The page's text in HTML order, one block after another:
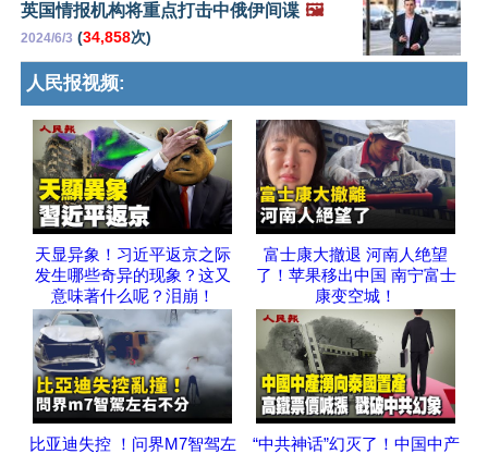
英国情报机构将重点打击中俄伊间谍 🖼️
2024/6/3 (34,858次)
人民报视频:
天显异象！习近平返京之际
发生哪些奇异的现象？这又
意味著什么呢？泪崩！
富士康大撤退 河南人绝望
了！苹果移出中国 南宁富士
康变空城！
比亚迪失控 ！问界M7智驾左
“中共神话”幻灭了！中国中产